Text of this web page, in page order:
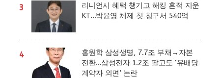
3
리니언시 혜택 챙기고 해킹 흔적 지운
KT…박윤영 체제 첫 청구서 540억
4
홍원학 삼성생명, 7.7조 부채→자본
전환…삼성전자 1.2조 팔고도 ‘유배당
계약자 외면’ 논란